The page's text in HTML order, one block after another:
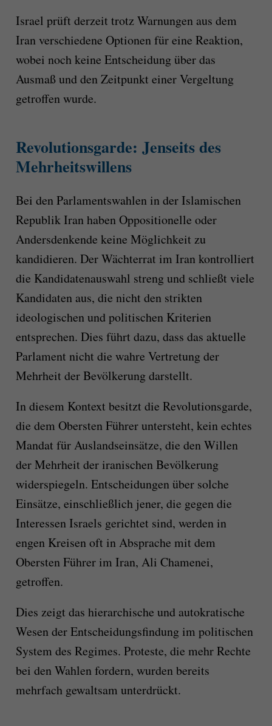
Israel prüft derzeit trotz Warnungen aus dem
Iran verschiedene Optionen für eine Reaktion,
wobei noch keine Entscheidung über das
Ausmaß und den Zeitpunkt einer Vergeltung
getroffen wurde.
Revolutionsgarde: Jenseits des
Mehrheitswillens
Bei den Parlamentswahlen in der Islamischen
Republik Iran haben Oppositionelle oder
Andersdenkende keine Möglichkeit zu
kandidieren. Der Wächterrat im Iran kontrolliert
die Kandidatenauswahl streng und schließt viele
Kandidaten aus, die nicht den strikten
ideologischen und politischen Kriterien
entsprechen. Dies führt dazu, dass das aktuelle
Parlament nicht die wahre Vertretung der
Mehrheit der Bevölkerung darstellt.
In diesem Kontext besitzt die Revolutionsgarde,
die dem Obersten Führer untersteht, kein echtes
Mandat für Auslandseinsätze, die den Willen
der Mehrheit der iranischen Bevölkerung
widerspiegeln. Entscheidungen über solche
Einsätze, einschließlich jener, die gegen die
Interessen Israels gerichtet sind, werden in
engen Kreisen oft in Absprache mit dem
Obersten Führer im Iran, Ali Chamenei,
getroffen.
Dies zeigt das hierarchische und autokratische
Wesen der Entscheidungsfindung im politischen
System des Regimes. Proteste, die mehr Rechte
bei den Wahlen fordern, wurden bereits
mehrfach gewaltsam unterdrückt.